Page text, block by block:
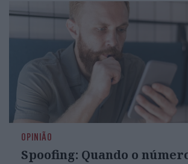
OPINIÃO
Spoofing: Quando o